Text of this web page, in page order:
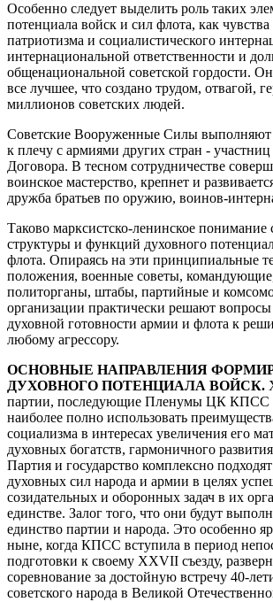
Особенно следует выделить роль таких
потенциала войск и сил флота, как чувства
патриотизма и социалистического
интернациональной ответственности и
общенациональной советской гордости.
все лучшее, что создано трудом, отвагой,
миллионов советских людей.
Советские Вооруженные Силы выполняют
к плечу с армиями других стран -
Договора. В тесном сотрудничестве
воинское мастерство, крепнет и
дружба братьев по оружию, воинов-
Таково марксистско-ленинское понимание
структуры и функций духовного
флота. Опираясь на эти принципиальные
положения, военные советы,
политорганы, штабы, партийные и
организации практически решают
духовной готовности армии и флота к
любому агрессору.
ОСНОВНЫЕ НАПРАВЛЕНИЯ
ДУХОВНОГО ПОТЕНЦИАЛА ВОЙСК.
партии, последующие Пленумы ЦК КПСС
наиболее полно использовать
социализма в интересах увеличения его
духовных богатств, гармоничного
Партия и государство комплексно
духовных сил народа и армии в целях
созидательных и оборонных задач в их
единстве. Залог того, что они будут
единство партии и народа. Это особенно
ныне, когда КПСС вступила в период
подготовки к своему XXVII съезду,
соревнование за достойную встречу 40-
советского народа в Великой